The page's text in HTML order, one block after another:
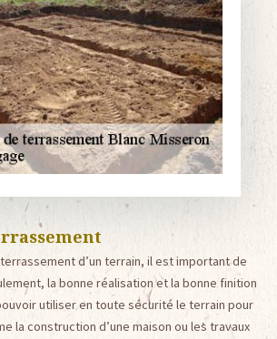
d’un terrain, il est important de
la bonne réalisation et la bonne finition
utiliser en toute sécurité le terrain pour
la construction d’une maison ou les travaux